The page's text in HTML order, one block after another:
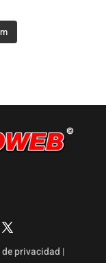
privacidad |